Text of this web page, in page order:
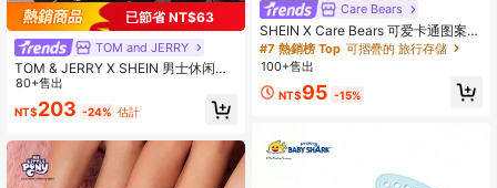
已節省 NT$63
TOM and JERRY
TOM & JERRY X SHEIN 男士休闲街
头风趣味可爱卡通字母印花宽松T恤，
夏季款
80+售出
NT$203 -24% 估計
Care Bears
SHEIN X Care Bears 可爱卡通图案印
花旅行收纳袋，分类收纳，多种尺寸
可选，适用于各种尺寸的包袋，非常
适合短途旅行、长途旅行、日常家庭
收纳等场景，男女老少皆宜，学生适
#7 熱銷榜 Top 可摺疊的 旅行存儲
100+售出
NT$95 -15%